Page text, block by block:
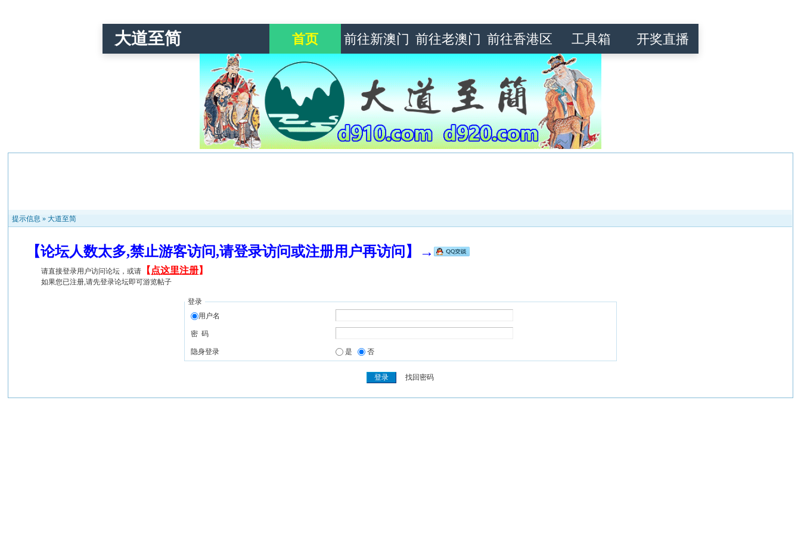
大道至简 首页 前往新澳门 前往老澳门 前往香港区 工具箱 开奖直播
提示信息 » 大道至简
【论坛人数太多,禁止游客访问,请登录访问或注册用户再访问】→
请直接登录用户访问论坛，或请 【 点这里注册】
如果您已注册,请先登录论坛即可游览帖子
登录
用户名
密 码
隐身登录 是 否
找回密码